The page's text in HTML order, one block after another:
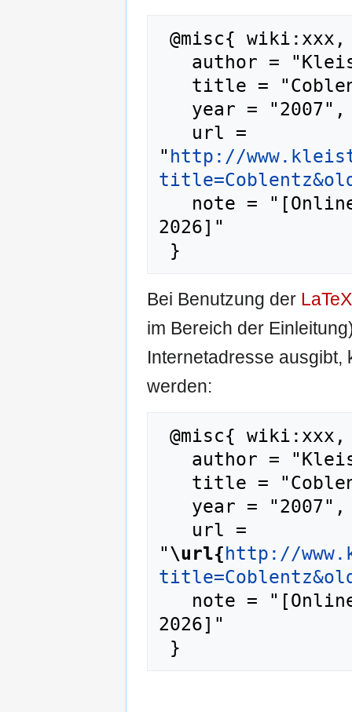
" http://
2026]"
Bei Benutzung der LaTeX
im Bereich der
Internetadresse ausgibt,
werden:
"\url{http://
2026]"